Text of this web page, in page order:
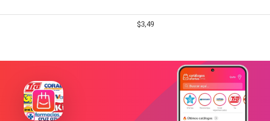
$3,49